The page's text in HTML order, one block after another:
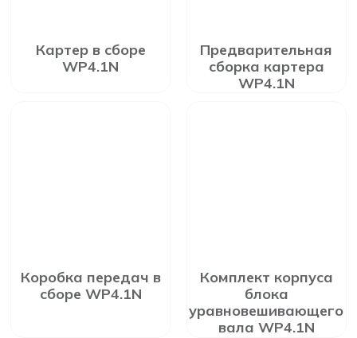
Картер в сборе
WP4.1N
Предварительная
сборка картера
WP4.1N
Коробка передач в
сборе WP4.1N
Комплект корпуса
блока
уравновешивающего
вала WP4.1N